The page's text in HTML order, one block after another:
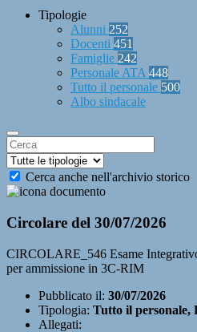
Tipologie
Alunni 252
Docenti 451
Famiglie 242
Personale ATA 448
Tutto il personale 500
Albo sindacale
Cerca anche nell'archivio storico
Circolare del 30/07/2026
CIRCOLARE_546 Esame
per ammissione in 3C-RIM
Pubblicato il: 30/07/2026
Tipologia: Tutto il personale,
Allegati: